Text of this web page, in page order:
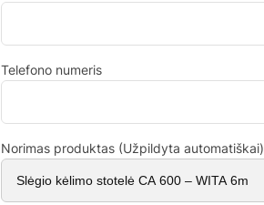
Telefono numeris
Norimas produktas (Užpildyta automatiškai)